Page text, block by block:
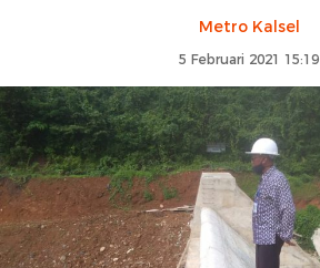
Metro Kalsel
5 Februari 2021 15:19